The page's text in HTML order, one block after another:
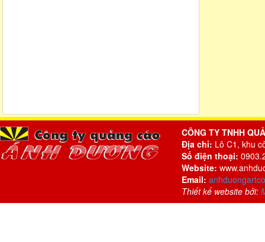
CÔNG TY TNHH
Địa chỉ: Lô C1, khu
Số điện thoại:
Website:
Email:
Thiết kế website bởi: